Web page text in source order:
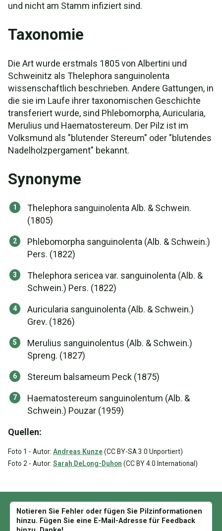
und nicht am Stamm infiziert sind.
Taxonomie
Die Art wurde erstmals 1805 von Albertini und
Schweinitz als Thelephora sanguinolenta
wissenschaftlich beschrieben. Andere Gattungen, in
die sie im Laufe ihrer taxonomischen Geschichte
transferiert wurde, sind Phlebomorpha, Auricularia,
Merulius und Haematostereum. Der Pilz ist im
Volksmund als "blutender Stereum" oder "blutendes
Nadelholzpergament" bekannt.
Synonyme
Thelephora sanguinolenta Alb. & Schwein.
(1805)
Phlebomorpha sanguinolenta (Alb. & Schwein.)
Pers. (1822)
Thelephora sericea var. sanguinolenta (Alb. &
Schwein.) Pers. (1822)
Auricularia sanguinolenta (Alb. & Schwein.)
Grev. (1826)
Merulius sanguinolentus (Alb. & Schwein.)
Spreng. (1827)
Stereum balsameum Peck (1875)
Haematostereum sanguinolentum (Alb. &
Schwein.) Pouzar (1959)
Quellen:
Foto 1 - Autor: Andreas Kunze(CC BY-SA 3.0 Unportiert)
Foto 2 - Autor: Sarah DeLong-Duhon (CC BY 4.0 International)